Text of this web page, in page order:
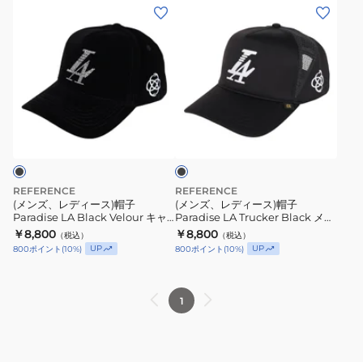
キ
プ
ィ
帽
子
Paradise
LA
Black
REFERENCE
(メンズ、レディース)帽子
Paradise LA Black Velour キャ
ップ
￥8,800 （税込）
800ポイント (10%) UP
帽
子
Paradise
LA
Trucker
ッ
シ
ブ
ラ
REFERENCE
(メンズ、レディース)帽子
Paradise LA Trucker Black メッ
シュキャップ
￥8,800 （税込）
800ポイント (10%) UP
1